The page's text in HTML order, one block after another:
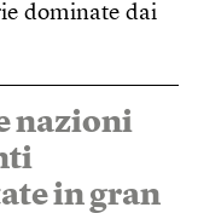
dominate dai
nazioni
in gran